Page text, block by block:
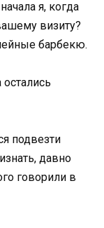
я, когда
визиту?
барбекю.
подвезти
давно
говорили в